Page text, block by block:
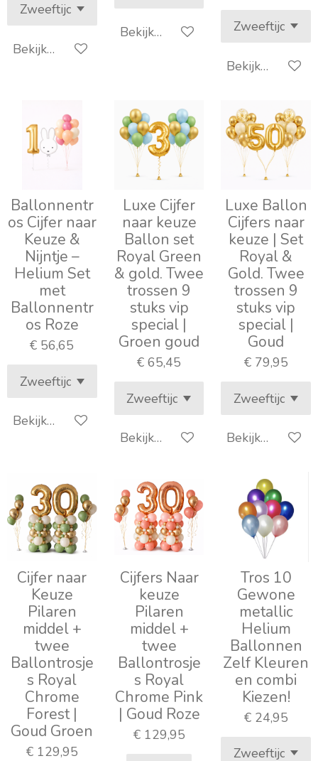
Bekijk details
Bekijk details
Bekijk details
Ballonnentr
os Cijfer naar
Keuze &
Nijntje –
Helium Set
met
Ballonnentr
os Roze
€ 56,65
Bekijk details
Luxe Cijfer
naar keuze
Ballon set
Royal Green
& gold. Twee
trossen 9
stuks vip
special |
Groen goud
€ 65,45
Bekijk details
Luxe Ballon
Cijfers naar
keuze | Set
Royal &
Gold. Twee
trossen 9
stuks vip
special |
Goud
€ 79,95
Bekijk details
Cijfer naar
Keuze
Pilaren
middel +
twee
Ballontrosje
s Royal
Chrome
Forest |
Goud Groen
€ 129,95
Cijfers Naar
keuze
Pilaren
middel +
twee
Ballontrosje
s Royal
Chrome Pink
| Goud Roze
€ 129,95
Tros 10
Gewone
metallic
Helium
Ballonnen
Zelf Kleuren
en combi
Kiezen!
€ 24,95